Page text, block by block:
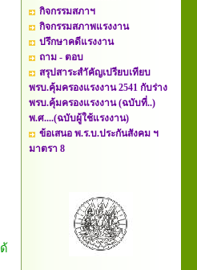
กิจกรรมสภาฯ
กิจกรรมสภาพแรงงาน
ปรึกษาคดีแรงงาน
ถาม - ตอบ
สรุปสาระสำัคัญเปรียบเทียบ
พรบ.คุ้มครองแรงงาน 2541 กับร่าง
พรบ.คุ้มครองแรงงาน (ฉบับที่..)
พ.ศ....(ฉบับผู้ใช้แรงงาน)
ข้อเสนอ พ.ร.บ.ประกันสังคม ฯ
มาตรา 8